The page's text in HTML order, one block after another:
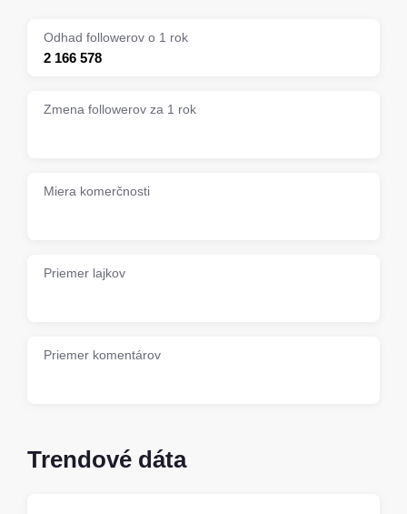
Odhad followerov o 1 rok
2 166 578
Zmena followerov za 1 rok
Miera komerčnosti
Priemer lajkov
Priemer komentárov
Trendové dáta